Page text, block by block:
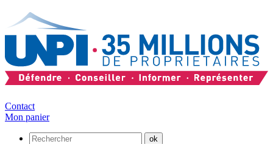
Contact
Mon panier